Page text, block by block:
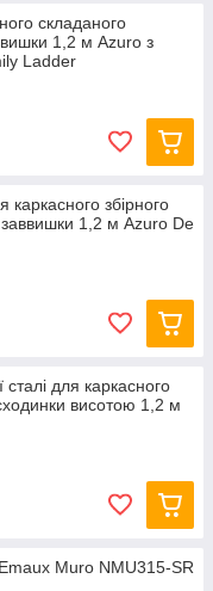
и выхода из воды
навесную
сталь гарантирует
накладки на ступенях
не соскользнули
10 лет
изготовлением
Отправляем
складаного
1,2 м Azuro з
Ladder
збірного
1,2 м Azuro De
для каркасного
висотою 1,2 м
Muro NMU315-SR